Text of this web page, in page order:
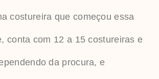
costureira que começou essa
conta com 12 a 15 costureiras e
da procura, e